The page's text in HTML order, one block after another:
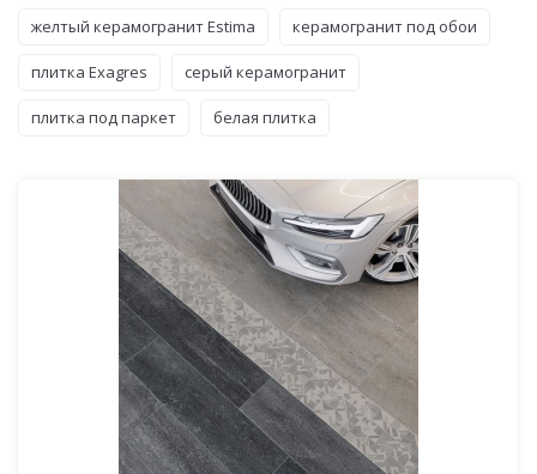
желтый керамогранит Estima керамогранит под обои
плитка Exagres серый керамогранит
плитка под паркет белая плитка